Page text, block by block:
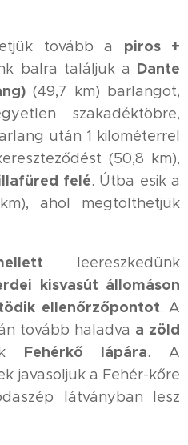
tovább a piros +
balra találjuk a Dante
(49,7 km) barlangot,
szakadéktöbre,
után 1 kilométerrel
(50,8 km),
felé. Útba esik a
ahol megtölthetjük
leereszkedünk
kisvasút állomáson
ellenőrzőpontot. A
tovább haladva a zöld
Fehérkő lápára. A
javasoljuk a Fehér-kőre
látványban lesz